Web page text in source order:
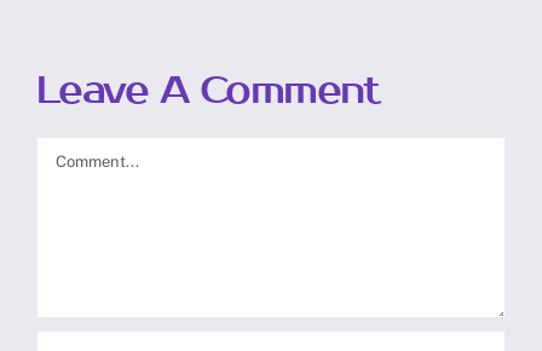
Leave A Comment
Comment